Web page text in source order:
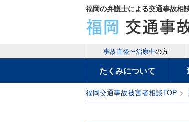
福岡の弁護士による交通事故相
事故直後〜治療中の方
たくみについて
福岡交通事故被害者相談TOP >